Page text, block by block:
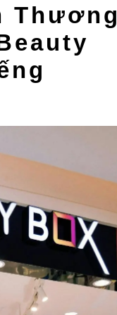
Thương